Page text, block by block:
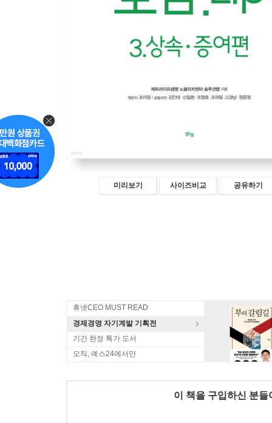
미리보기 사이즈비교 공유하기
휴넷CEO MUST READ
경제경영 자기계발 기획전
기간 한정 특가 도서
오직, 예스24에서만
이 책을 구입하신 분